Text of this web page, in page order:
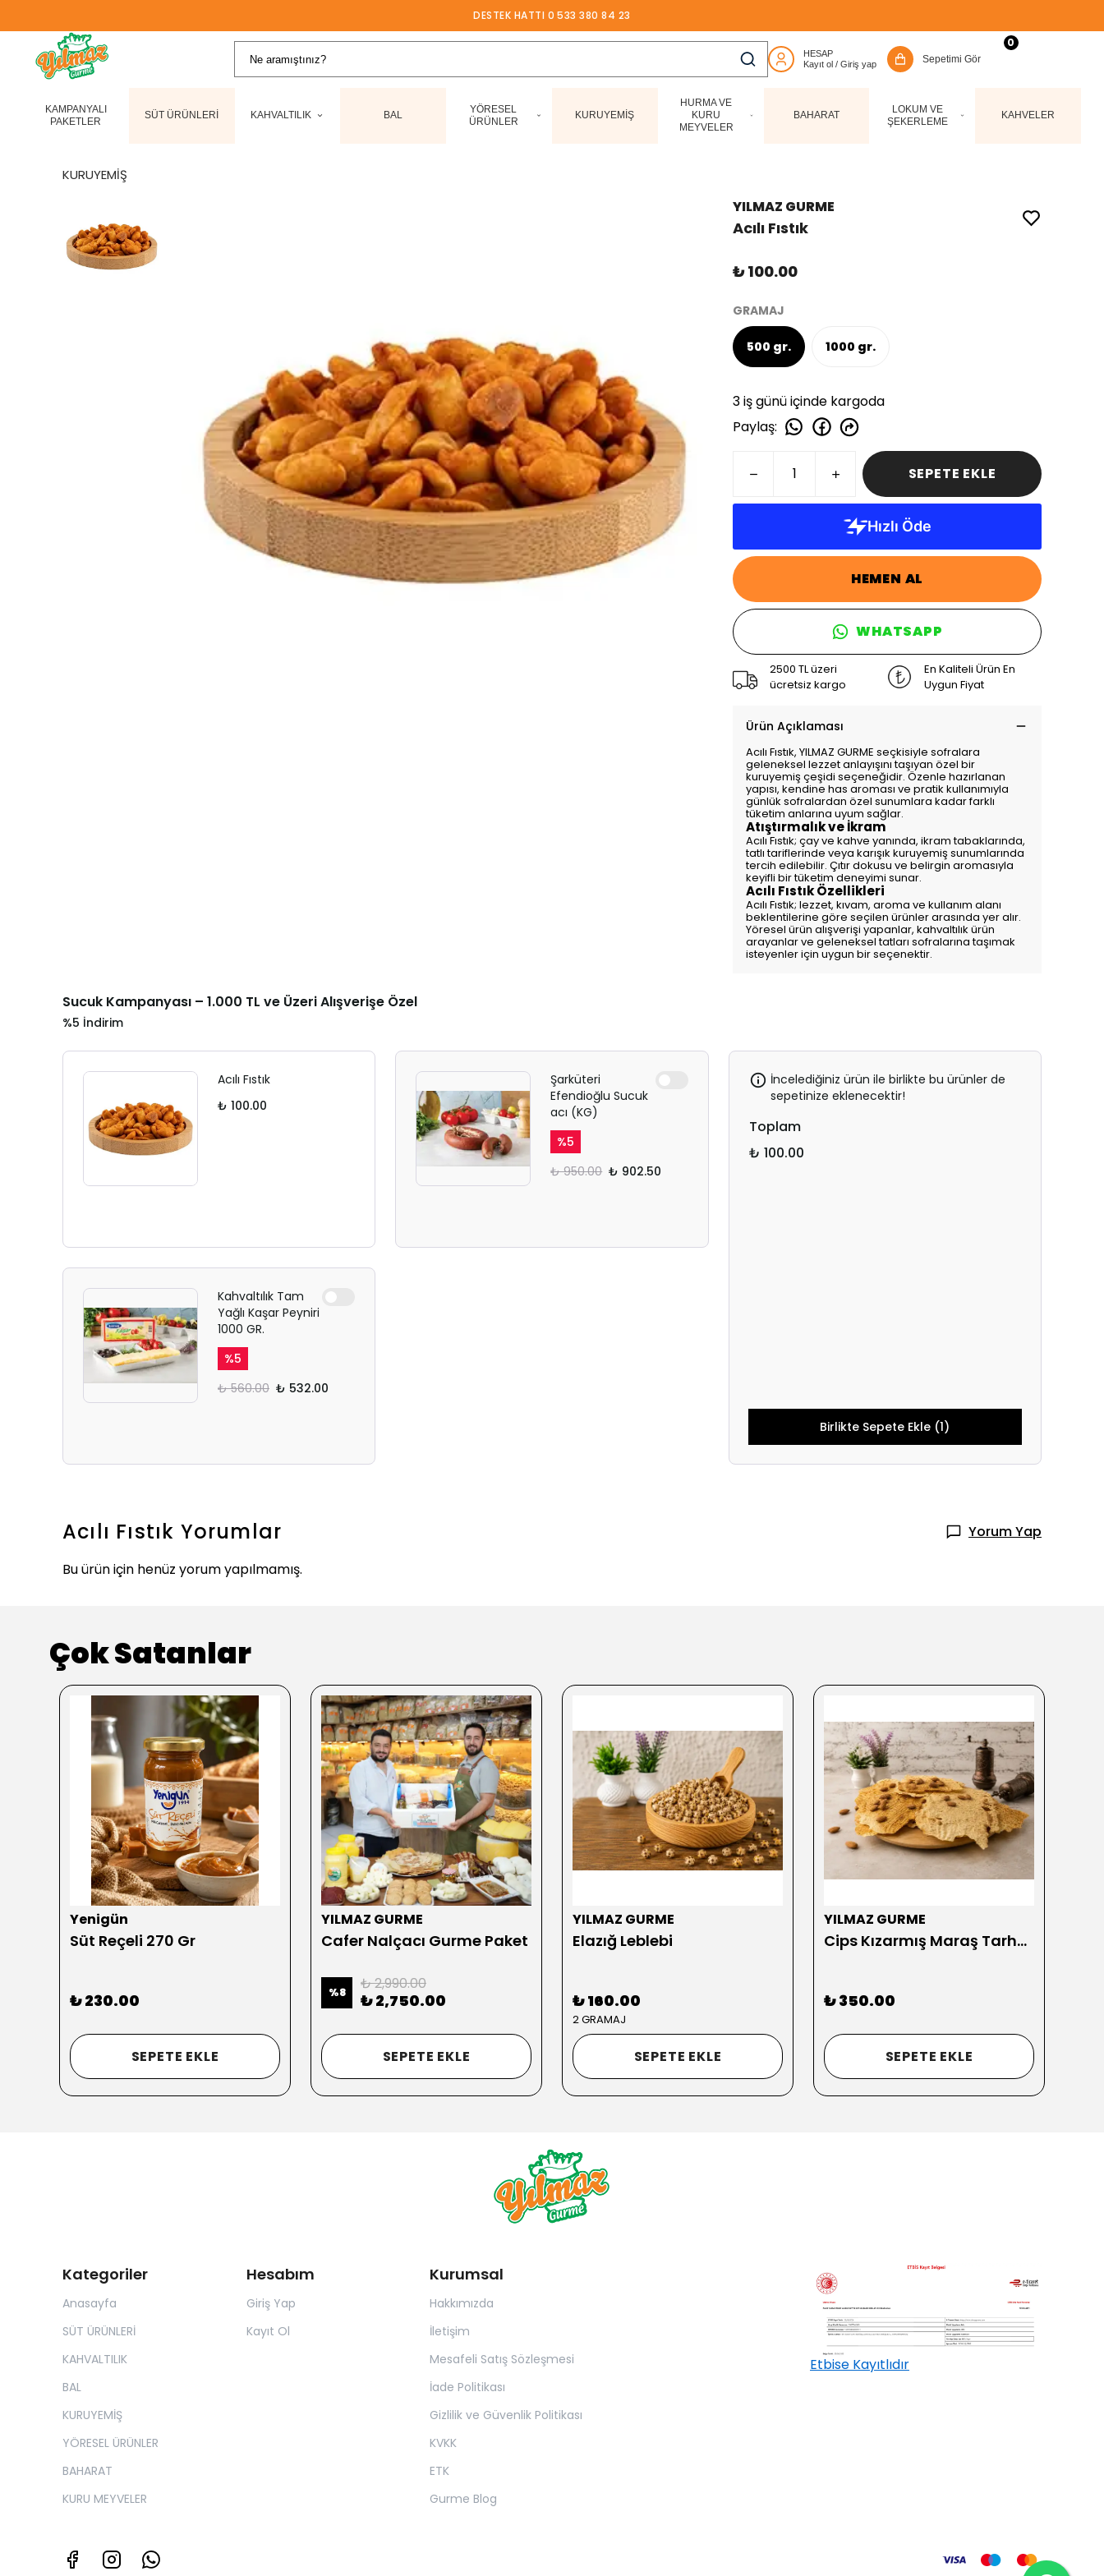
DESTEK HATTI 0 533 380 84 23
KAMPANYALI
PAKETLER
SÜT ÜRÜNLERİ KAHVALTILIK BAL
YÖRESEL
ÜRÜNLER
KURUYEMİŞ
HURMA VE
KURU
MEYVELER
BAHARAT
LOKUM VE
ŞEKERLEME
KAHVELER
0
KURUYEMİŞ
YILMAZ GURME
Acılı Fıstık
₺ 100.00
GRAMAJ
500 gr. 1000 gr.
3 iş günü içinde kargoda
Paylaş:
SEPETE EKLE
HEMEN AL
WHATSAPP
2500 TL üzeri
ücretsiz kargo
En Kaliteli Ürün En
Uygun Fiyat
Ürün Açıklaması
Acılı Fıstık, YILMAZ GURME seçkisiyle sofralara
geleneksel lezzet anlayışını taşıyan özel bir
kuruyemiş çeşidi seçeneğidir. Özenle hazırlanan
yapısı, kendine has aroması ve pratik kullanımıyla
günlük sofralardan özel sunumlara kadar farklı
tüketim anlarına uyum sağlar.
Atıştırmalık ve İkram
Acılı Fıstık; çay ve kahve yanında, ikram tabaklarında,
tatlı tariflerinde veya karışık kuruyemiş sunumlarında
tercih edilebilir. Çıtır dokusu ve belirgin aromasıyla
keyifli bir tüketim deneyimi sunar.
Acılı Fıstık Özellikleri
Acılı Fıstık; lezzet, kıvam, aroma ve kullanım alanı
beklentilerine göre seçilen ürünler arasında yer alır.
Yöresel ürün alışverişi yapanlar, kahvaltılık ürün
arayanlar ve geleneksel tatları sofralarına taşımak
isteyenler için uygun bir seçenektir.
Sucuk Kampanyası – 1.000 TL ve Üzeri Alışverişe Özel
%5 İndirim
Acılı Fıstık
₺ 100.00
Şarküteri
Efendioğlu Sucuk
acı (KG)
%5
₺ 950.00 ₺ 902.50
Kahvaltılık Tam
Yağlı Kaşar Peyniri
1000 GR.
%5
₺ 560.00 ₺ 532.00
İncelediğiniz ürün ile birlikte bu ürünler de
sepetinize eklenecektir!
Toplam
₺ 100.00
Birlikte Sepete Ekle (1)
Acılı Fıstık Yorumlar
Yorum Yap
Bu ürün için henüz yorum yapılmamış.
Çok Satanlar
Yenigün
Süt Reçeli 270 Gr
₺ 230.00
SEPETE EKLE
YILMAZ GURME
Cafer Nalçacı Gurme Paket
%8 ₺ 2,990.00
₺ 2,750.00
SEPETE EKLE
YILMAZ GURME
Elazığ Leblebi
₺ 160.00
2 GRAMAJ
SEPETE EKLE
YILMAZ GURME
Cips Kızarmış Maraş Tarhanası 500 gr
₺ 350.00
SEPETE EKLE
Kategoriler
Anasayfa
SÜT ÜRÜNLERİ
KAHVALTILIK
BAL
KURUYEMİŞ
YÖRESEL ÜRÜNLER
BAHARAT
KURU MEYVELER
Hesabım
Giriş Yap
Kayıt Ol
Kurumsal
Hakkımızda
İletişim
Mesafeli Satış Sözleşmesi
İade Politikası
Gizlilik ve Güvenlik Politikası
KVKK
ETK
Gurme Blog
Etbise Kayıtlıdır